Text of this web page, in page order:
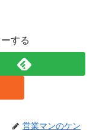
する
営業マンのケン